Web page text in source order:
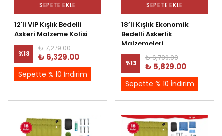
SEPETE EKLE
12'li VIP Kışlık Bedelli
Askeri Malzeme Kolisi
%13
₺ 7,279.00
₺ 6,329.00
Sepette % 10 İndirim
SEPETE EKLE
18’li Kışlık Ekonomik
Bedelli Askerlik
Malzemeleri
%13
₺ 6,709.00
₺ 5,829.00
Sepette % 10 İndirim